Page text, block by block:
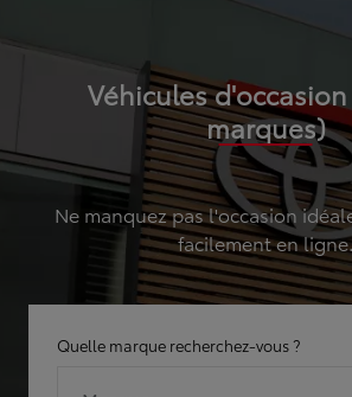
Véhicules
marques)
Ne manquez pas l'occasion
facilement en
Quelle marque recherchez-vous ?